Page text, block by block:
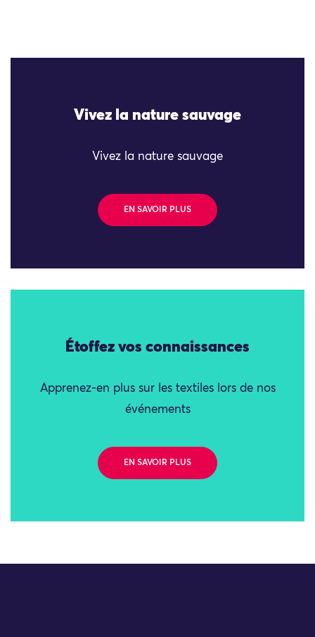
Vivez la nature sauvage
Vivez la nature sauvage
EN SAVOIR PLUS
Étoffez vos connaissances
Apprenez-en plus sur les textiles lors de nos
événements
EN SAVOIR PLUS